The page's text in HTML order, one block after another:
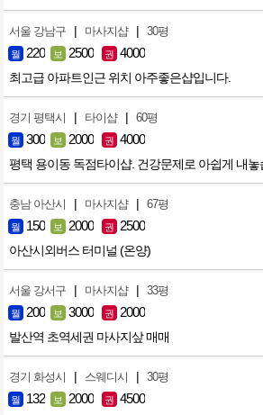
서울 강남구 | 마사지샵 | 30평
월 220 보 2500 권 4000
최고급 아파트인근 위치 아주좋은샵입니다.
경기 평택시 | 타이샵 | 60평
월 300 보 2000 권 4000
평택 용이동 독점타이샵. 건강문제로 아쉽게 내놓
충남 아산시 | 마사지샵 | 67평
월 150 보 2000 권 2500
아산시외버스 터미널 (온양)
서울 강서구 | 마사지샵 | 33평
월 200 보 3000 권 2000
발산역 초역세권 마사지샆 매매
경기 화성시 | 스웨디시 | 30평
월 132 보 2000 권 4500